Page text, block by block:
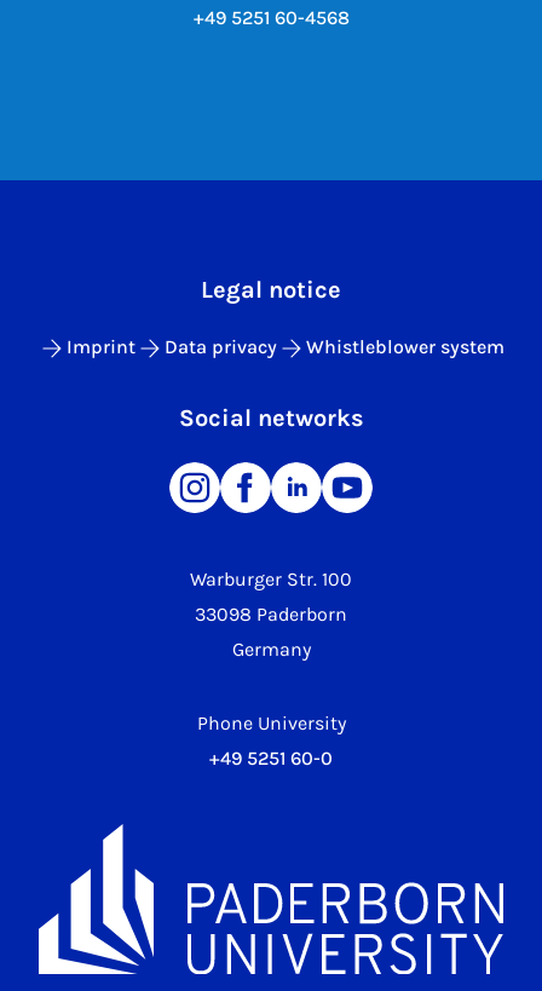
+49 5251 60-4568
Warburger Str. 100
33098 Paderborn
Germany
Phone University
+49 5251 60-0
Legal notice
Imprint Data privacy Whistleblower system
Social networks